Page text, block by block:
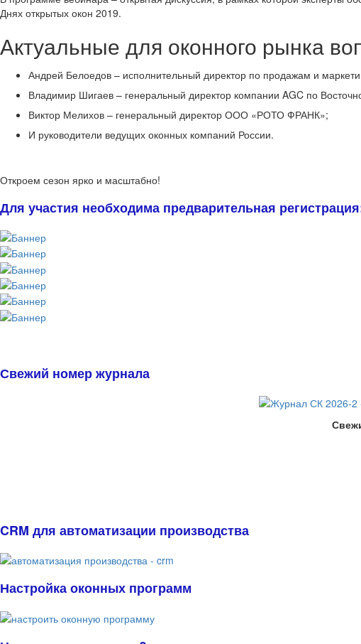
Днях открытых окон 2019.
Актуальные для оконного рынка
Андрей Белоедов – исполнительный директор по продажам и
Владимир Шигаев – генеральный директор компании AGC по
Виктор Мелихов – генеральный директор ООО «РОТО ФРАНК»;
И руководители ведущих оконных компаний России.
Откроем сезон ярко и масштабно!
Для участия необходима предварительная
Свежий номер журнала
CRM для автоматизации производства
Настройка оконных программ